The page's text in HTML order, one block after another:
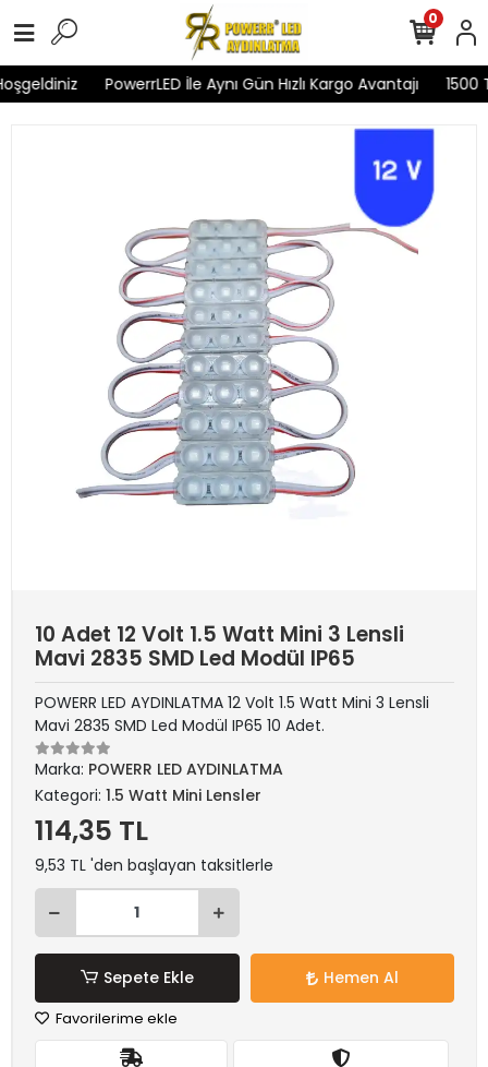
PowerrLED İle Aynı Gün Hızlı Kargo Avantajı 1500
0
10 Adet 12 Volt 1.5 Watt Mini 3 Lensli
Mavi 2835 SMD Led Modül IP65
POWERR LED AYDINLATMA 12 Volt 1.5 Watt Mini 3 Lensli
Mavi 2835 SMD Led Modül IP65 10 Adet.
Marka: POWERR LED AYDINLATMA
Kategori: 1.5 Watt Mini Lensler
114,35 TL
9,53 TL 'den başlayan taksitlerle
Sepete Ekle Hemen Al
Favorilerime ekle